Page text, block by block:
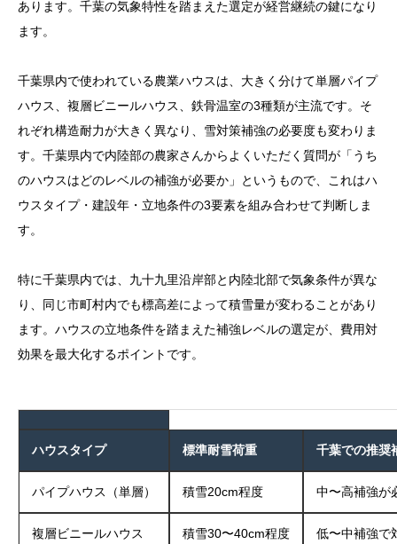
あります。千葉の気象特性を踏まえた選定が経営継続の鍵になり
ます。
千葉県内で使われている農業ハウスは、大きく分けて単層パイプ
ハウス、複層ビニールハウス、鉄骨温室の3種類が主流です。そ
れぞれ構造耐力が大きく異なり、雪対策補強の必要度も変わりま
す。千葉県内で内陸部の農家さんからよくいただく質問が「うち
のハウスはどのレベルの補強が必要か」というもので、これはハ
ウスタイプ・建設年・立地条件の3要素を組み合わせて判断しま
す。
特に千葉県内では、九十九里沿岸部と内陸北部で気象条件が異な
り、同じ市町村内でも標高差によって積雪量が変わることがあり
ます。ハウスの立地条件を踏まえた補強レベルの選定が、費用対
効果を最大化するポイントです。
ハウスタイプ 標準耐雪荷重 千葉での推奨
パイプハウス（単層） 積雪20cm程度 中〜高補強が
複層ビニールハウス 積雪30〜40cm程度 低〜中補強で